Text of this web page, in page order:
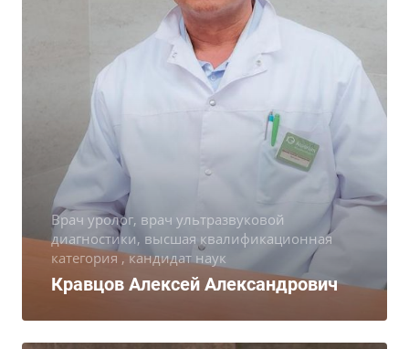
Врач уролог, врач ультразвуковой
диагностики, высшая квалификационная
категория , кандидат наук
Кравцов Алексей Александрович